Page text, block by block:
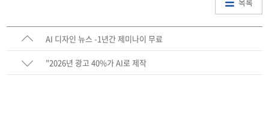
AI 디자인 뉴스 -1년간 제미나이 무료
"2026년 광고 40%가 AI로 제작